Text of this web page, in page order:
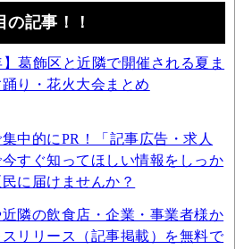
記事！！
】葛飾区と近隣で開催される夏ま
り・花火大会まとめ
中的にPR！「記事広告・求人
今すぐ知ってほしい情報をしっか
に届けませんか？
隣の飲食店・企業・事業者様か
スリリース（記事掲載）を無料で